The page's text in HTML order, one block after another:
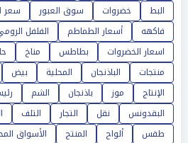
البط
خضروات سوق العبور سعر
فاكهه
أسعار الطماطم الفلفل
اسعار الخضروات
بطاطس مناخ
منتجات
الباذنجان المحلية بيض
الإنتاج
موز باذنجان الشم
البقدونس
نقل التجار التلف
طقس
ألواح المنتج الأسواق